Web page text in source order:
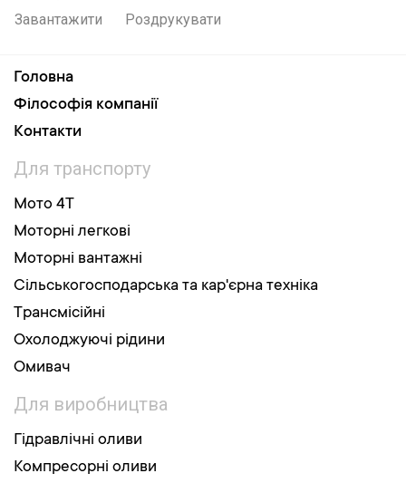
Завантажити Роздрукувати
Головна
Філософія компанії
Контакти
Для транспорту
Мото 4Т
Моторні легкові
Моторні вантажні
Сільськогосподарська та кар'єрна техніка
Трансмісійні
Охолоджуючі рідини
Омивач
Для виробництва
Гідравлічні оливи
Компресорні оливи